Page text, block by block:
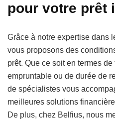
pour votre prêt
Grâce à notre expertise dans
vous proposons des
prêt. Que ce soit en termes
empruntable ou de durée de
de spécialistes vous
meilleures solutions
De plus, chez Belfius, nous